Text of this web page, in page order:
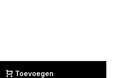
Toevoegen